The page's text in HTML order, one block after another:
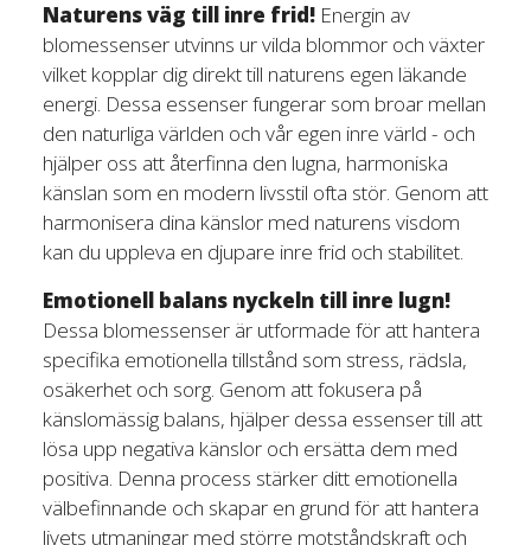
Naturens väg till inre frid!Energin av
blomessenser utvinns ur vilda blommor och växter
vilket kopplar dig direkt till naturens egen läkande
energi. Dessa essenser fungerar som broar mellan
den naturliga världen och vår egen inre värld - och
hjälper oss att återfinna den lugna, harmoniska
känslan som en modern livsstil ofta stör. Genom att
harmonisera dina känslor med naturens visdom
kan du uppleva en djupare inre frid och stabilitet.
Emotionell balans nyckeln till inre lugn!
Dessa blomessenser är utformade för att hantera
specifika emotionella tillstånd som stress, rädsla,
osäkerhet och sorg. Genom att fokusera på
känslomässig balans, hjälper dessa essenser till att
lösa upp negativa känslor och ersätta dem med
positiva. Denna process stärker ditt emotionella
välbefinnande och skapar en grund för att hantera
livets utmaningar med större motståndskraft och